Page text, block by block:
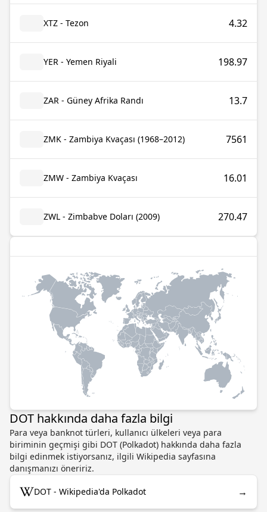
XTZ - Tezon 4.32
YER - Yemen Riyali 198.97
ZAR - Güney Afrika Randı 13.7
ZMK - Zambiya Kvaçası (1968–2012) 7561
ZMW - Zambiya Kvaçası 16.01
ZWL - Zimbabve Doları (2009) 270.47
DOT hakkında daha fazla bilgi
Para veya banknot türleri, kullanıcı ülkeleri veya para
biriminin geçmişi gibi DOT (Polkadot) hakkında daha fazla
bilgi edinmek istiyorsanız, ilgili Wikipedia sayfasına
danışmanızı öneririz.
DOT - Wikipedia'da Polkadot →